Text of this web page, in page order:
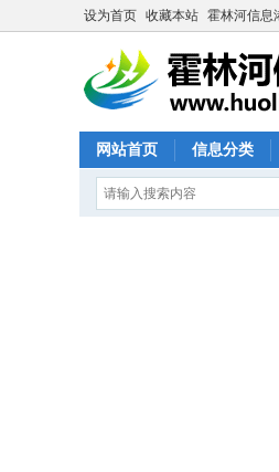
设为首页 收藏本站 霍林河信息
网站首页 信息分类